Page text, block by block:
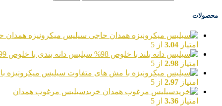
محصولات
سیلیس میکرونیزه همدان
امتیاز 3.04 از 5
سیلیس دانه بندی با خلوص 99%
امتیاز 2.98 از 5
سیلیس میکرونیزه
امتیاز 2.97 از 5
خریدسیلیس مرغوب همدان
امتیاز 3.36 از 5